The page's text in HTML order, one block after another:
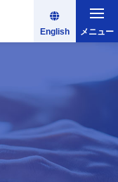
English メニュー